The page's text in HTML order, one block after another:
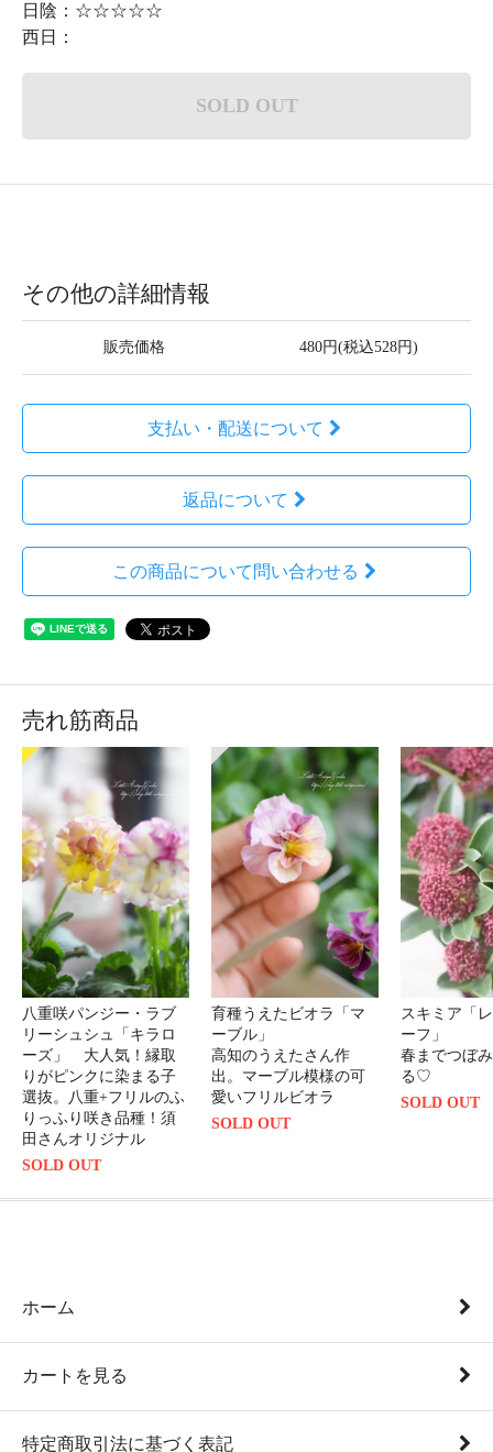
日陰：☆☆☆☆☆
西日：
SOLD OUT
その他の詳細情報
販売価格 480円(税込528円)
支払い・配送について
返品について
この商品について問い合わせる
売れ筋商品
八重咲パンジー・ラブ
リーシュシュ「キラロ
ーズ」 大人気！縁取
りがピンクに染まる子
選抜。八重+フリルのふ
りっふり咲き品種！須
田さんオリジナル
SOLD OUT
育種うえたビオラ「マ
ーブル」
高知のうえたさん作
出。マーブル模様の可
愛いフリルビオラ
SOLD OUT
スキミア「
ーフ」
春までつぼ
る♡
SOLD OUT
ホーム
カートを見る
特定商取引法に基づく表記